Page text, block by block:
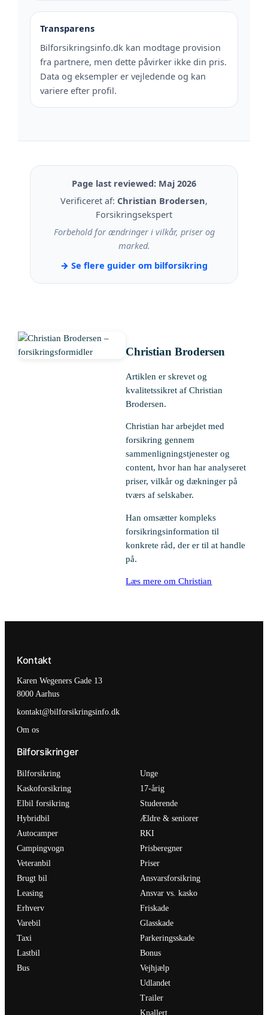
Transparens
Bilforsikringsinfo.dk kan modtage provision
fra partnere, men dette påvirker ikke din pris.
Data og eksempler er vejledende og kan
variere efter profil.
Page last reviewed: Maj 2026
Verificeret af: Christian Brodersen,
Forsikringsekspert
Forbehold for ændringer i vilkår, priser og
marked.
→ Se flere guider om bilforsikring
Christian Brodersen
Artiklen er skrevet og
kvalitetssikret af Christian
Brodersen.
Christian har arbejdet med
forsikring gennem
sammenligningstjenester og
content, hvor han har analyseret
priser, vilkår og dækninger på
tværs af selskaber.
Han omsætter kompleks
forsikringsinformation til
konkrete råd, der er til at handle
på.
Læs mere om Christian
Kontakt
Karen Wegeners Gade 13
8000 Aarhus
kontakt@bilforsikringsinfo.dk
Om os
Bilforsikringer
Bilforsikring
Kaskoforsikring
Elbil forsikring
Hybridbil
Autocamper
Campingvogn
Veteranbil
Brugt bil
Leasing
Erhverv
Varebil
Taxi
Lastbil
Bus
Unge
17-årig
Studerende
Ældre & seniorer
RKI
Prisberegner
Priser
Ansvarsforsikring
Ansvar vs. kasko
Friskade
Glasskade
Parkeringsskade
Bonus
Vejhjælp
Udlandet
Trailer
Knallert